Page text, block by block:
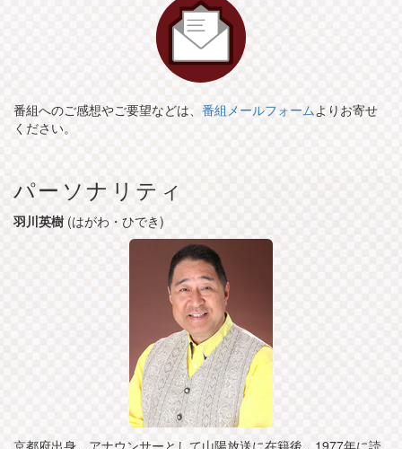
番組へのご感想やご要望などは、 番組メールフォームよりお寄せ
ください。
パーソナリティ
羽川英樹(はがわ・ひでき)
京都府出身。アナウンサーとして山陽放送に在籍後、1977年に読